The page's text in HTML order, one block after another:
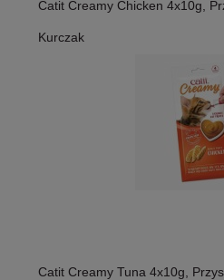
Catit Creamy Chicken 4x10g,
Kurczak
Catit Creamy Tuna 4x10g,